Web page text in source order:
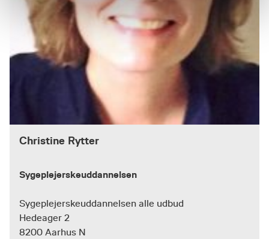
Christine Rytter
Sygeplejerskeuddannelsen
Sygeplejerskeuddannelsen alle udbud
Hedeager 2
8200 Aarhus N